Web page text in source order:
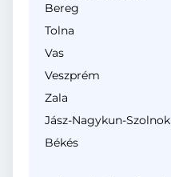
Bereg
Tolna
Vas
Veszprém
Zala
Jász-Nagykun-Szolnok
Békés